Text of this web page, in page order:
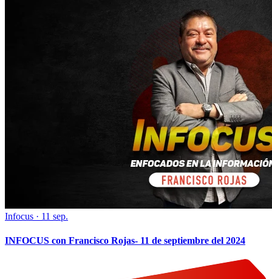
Infocus · 11 sep.
INFOCUS con Francisco Rojas- 11 de septiembre del 2024